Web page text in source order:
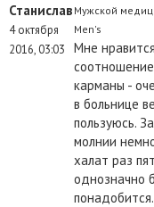
Станислав
4 октября
2016, 03:03
Мужской
Men's
Мне
карманы -
в больнице
пользуюсь.
молнии
халат раз
однозначно
понадобится.